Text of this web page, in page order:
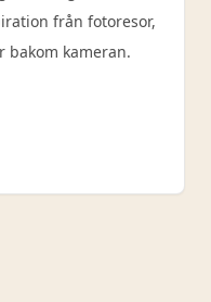
från fotoresor,
bakom kameran.